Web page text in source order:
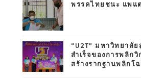
พรรคไทยชนะ แพแ
“U2T” มหาวิทยาลั
สำเร็จของการพลิก
สร้างรากฐานพลิกโ